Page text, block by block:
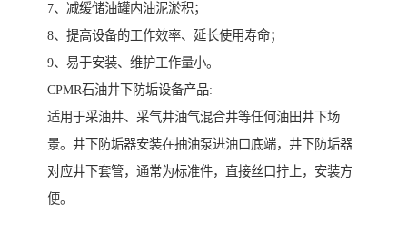
7、减缓储油罐内油泥淤积；
8、提高设备的工作效率、延长使用寿命；
9、易于安装、维护工作量小。
CPMR石油井下防垢设备产品:
适用于采油井、采气井油气混合井等任何油田井下场
景。井下防垢器安装在抽油泵进油口底端，井下防垢器
对应井下套管，通常为标准件，直接丝口拧上，安装方
便。